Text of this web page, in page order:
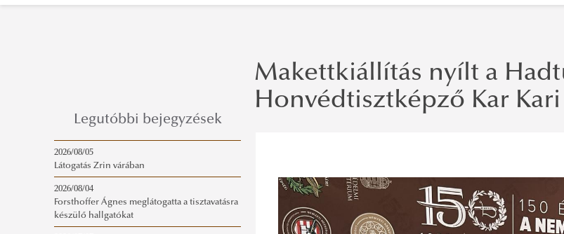
Legutóbbi bejegyzések
2026/08/05
Látogatás Zrin várában
2026/08/04
Forsthoffer Ágnes meglátogatta a tisztavatásra
készülő hallgatókat
Makettkiállítás nyílt a
Honvédtisztképző Kar